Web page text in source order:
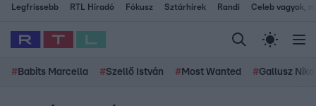
Legfrissebb RTL Híradó Fókusz Sztárhírek Randi Celeb vagyok,
# Babits Marcella #Szellő István # Most Wanted #Gallusz